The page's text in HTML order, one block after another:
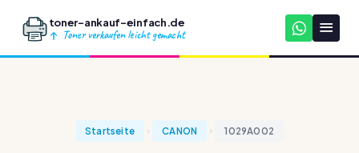
toner-ankauf-einfach.de
Toner verkaufen leicht gemacht
Startseite CANON 1029A002